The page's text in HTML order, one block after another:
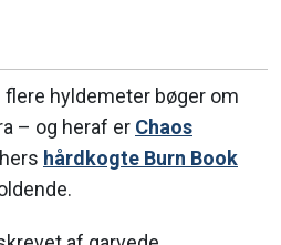
hyldemeter bøger om
– og heraf er Chaos
hårdkogte Burn Book